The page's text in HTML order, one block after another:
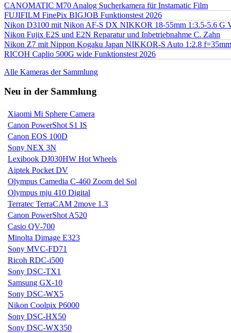
CANOMATIC M70 Analog Sucherkamera für Instamatic Film
FUJIFILM FinePix BIGJOB Funktionstest 2026
Nikon D3100 mit Nikon AF-S DX NIKKOR 18-55mm 1:3.5-5.6 G
Nikon Fujix E2S und E2N Reparatur und Inbetriebnahme C. Zahn
Nikon Z7 mit Nippon Kogaku Japan NIKKOR-S Auto 1:2.8
RICOH Caplio 500G wide Funktionstest 2026
Alle Kameras der Sammlung
Neu in der Sammlung
Xiaomi Mi Sphere Camera
Canon PowerShot S1 IS
Canon EOS 100D
Sony NEX 3N
Lexibook DJ030HW Hot Wheels
Aiptek Pocket DV
Olympus Camedia C-460 Zoom del Sol
Olympus mju 410 Digital
Terratec TerraCAM 2move 1.3
Canon PowerShot A520
Casio QV-700
Minolta Dimage E323
Sony MVC-FD71
Ricoh RDC-i500
Sony DSC-TX1
Samsung GX-10
Sony DSC-WX5
Nikon Coolpix P6000
Sony DSC-HX50
Sony DSC-WX350